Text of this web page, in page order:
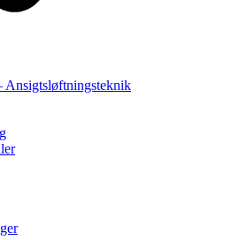
Ansigtsløftningsteknik